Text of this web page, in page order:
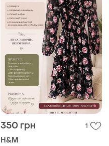
350 грн 1
H&M